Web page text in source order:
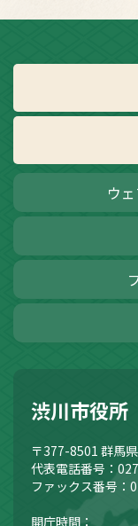
ウ
渋川市役所
〒377-8501 群馬
代表電話番号：
ファックス番号：
開庁時間：